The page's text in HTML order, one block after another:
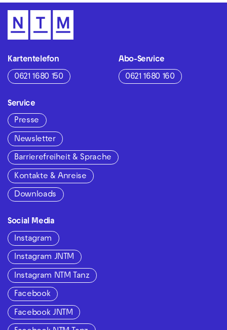
Kartentelefon
0621 1680 150
Abo-Service
0621 1680 160
Service
Presse
Newsletter
Barrierefreiheit & Sprache
Kontakte & Anreise
Downloads
Social Media
Instagram
Instagram JNTM
Instagram NTM Tanz
Facebook
Facebook JNTM